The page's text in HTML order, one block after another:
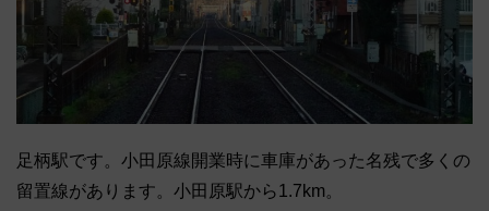
足柄駅です。小田原線開業時に車庫があった名残で多くの
留置線があります。小田原駅から1.7km。